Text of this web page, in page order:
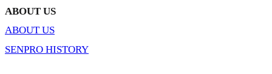
ABOUT US
ABOUT US
SENPRO HISTORY